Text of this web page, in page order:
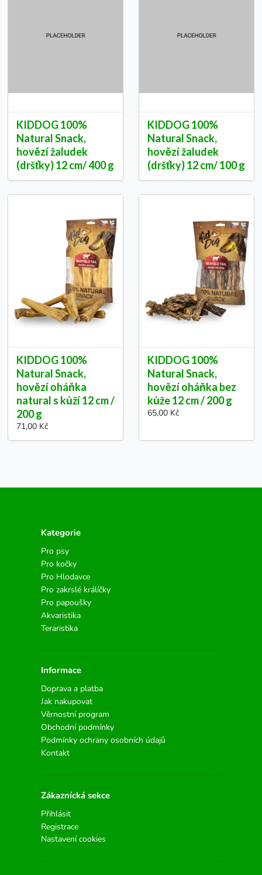
KIDDOG 100%
Natural Snack,
hovězí žaludek
(dršťky) 12 cm/ 400 g
KIDDOG 100%
Natural Snack,
hovězí žaludek
(dršťky) 12 cm/ 100 g
KIDDOG 100%
Natural Snack,
hovězí oháňka
natural s kůží 12 cm /
200 g
71,00 Kč
KIDDOG 100%
Natural Snack,
hovězí oháňka bez
kůže 12 cm / 200 g
65,00 Kč
Kategorie
Pro psy
Pro kočky
Pro Hlodavce
Pro zakrslé králíčky
Pro papoušky
Akvaristika
Teraristika
Informace
Doprava a platba
Jak nakupovat
Věrnostní program
Obchodní podmínky
Podmínky ochrany osobních údajů
Kontakt
Zákaznícká sekce
Přihlásit
Registrace
Nastavení cookies